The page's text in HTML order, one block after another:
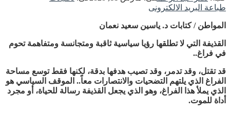
طباعة البريد الالكترونى
المواطن / كتابات د. ياسين سعيد نعمان
القذيفة التي لا تطلقها رؤيا سياسية ثاقبة ومتجانسة ومتفاهمة تحوم
في فراغ..
قد تقتل، وقد تدمر، وقد تصيب هدفها بدقة، لكنها فقط توسع مساحة
الفراغ الذي يلتهم التضحيات والانتصارات معاً.. الموقف السياسي هو
الذي يملأ هذا الفراغ، وهو الذي يجعل القذيفة رسالة للحياة، أو مجرد
أداة للموت.